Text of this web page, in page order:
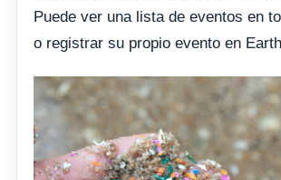
Puede ver una lista de eventos en
o registrar su propio evento en